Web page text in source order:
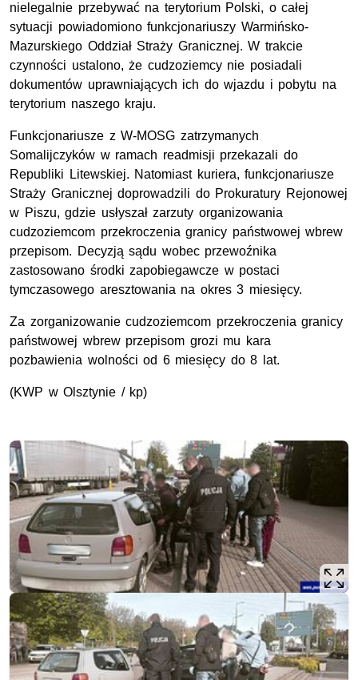
nielegalnie przebywać na terytorium Polski, o całej
sytuacji powiadomiono funkcjonariuszy Warmińsko-
Mazurskiego Oddział Straży Granicznej. W trakcie
czynności ustalono, że cudzoziemcy nie posiadali
dokumentów uprawniających ich do wjazdu i pobytu na
terytorium naszego kraju.
Funkcjonariusze zW-MOSG zatrzymanych
Somalijczyków w ramach readmisji przekazali do
Republiki Litewskiej. Natomiast kuriera, funkcjonariusze
Straży Granicznej doprowadzili do Prokuratury Rejonowej
w Piszu, gdzie usłyszał zarzuty organizowania
cudzoziemcom przekroczenia granicy państwowej wbrew
przepisom. Decyzją sądu wobec przewoźnika
zastosowano środki zapobiegawcze w postaci
tymczasowego aresztowania na okres 3 miesięcy.
Za zorganizowanie cudzoziemcom przekroczenia granicy
państwowej wbrew przepisom grozi mu kara
pozbawienia wolności od 6 miesięcy do 8 lat.
(KWP w Olsztynie / kp)